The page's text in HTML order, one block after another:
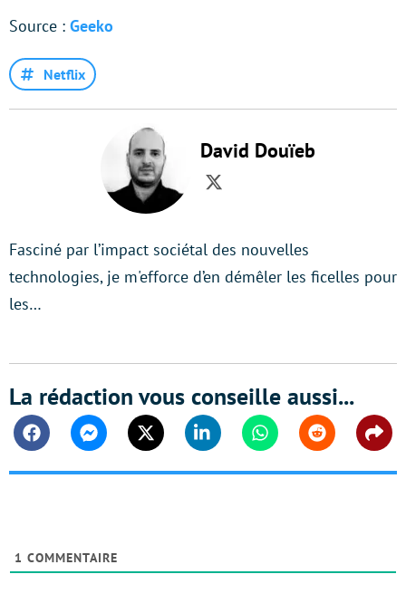
Source : Geeko
Netflix
David Douïeb
Twitter
Fasciné par l’impact sociétal des nouvelles
technologies, je m'efforce d’en démêler les ficelles pour
les…
La rédaction vous conseille aussi...
FacebookMessengerTwitter Linkedin WhatsappReddit
1 COMMENTAIRE